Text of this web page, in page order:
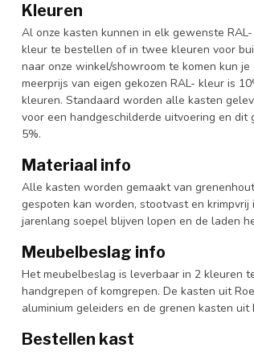
Kleuren
Al onze kasten kunnen in elk gewenste
kleur te bestellen of in twee kleuren voor
naar onze winkel/showroom te komen kun
meerprijs van eigen gekozen RAL- kleur is
kleuren. Standaard worden alle kasten
voor een handgeschilderde uitvoering en
5%.
Materiaal info
Alle kasten worden gemaakt van
gespoten kan worden, stootvast en
jarenlang soepel blijven lopen en de laden
Meubelbeslag info
Het meubelbeslag is leverbaar in 2 kleuren
handgrepen of komgrepen. De kasten uit
aluminium geleiders en de grenen kasten
Bestellen kast